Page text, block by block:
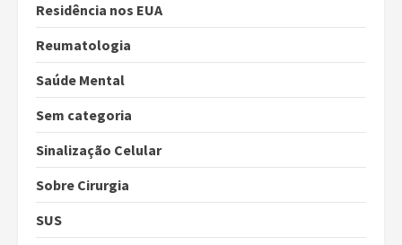
Residência nos EUA
Reumatologia
Saúde Mental
Sem categoria
Sinalização Celular
Sobre Cirurgia
SUS